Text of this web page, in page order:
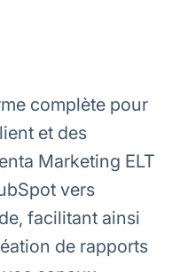
complète pour
et des
Marketing ELT
vers
facilitant ainsi
de rapports